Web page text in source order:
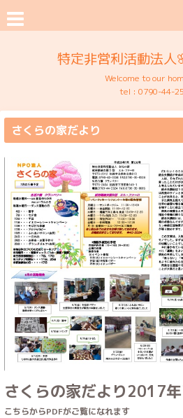
特定非営利活動法人
Welcome to our
tel : 0790-44-
さくらの家だより
さくらの家だより2017
こちらからPDFがご覧になれます